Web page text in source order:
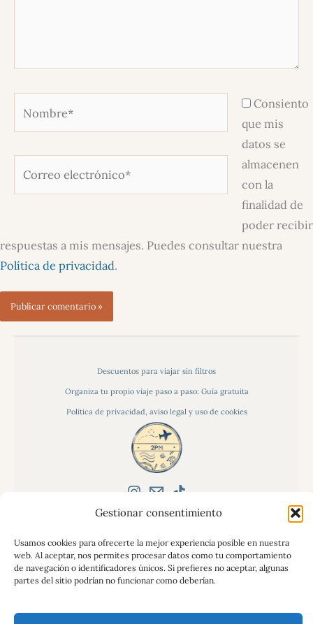
Gestionar consentimiento
Usamos cookies para ofrecerte la mejor experiencia posible en nuestra
web. Al aceptar, nos permites procesar datos como tu comportamiento
de navegación o identificadores únicos. Si prefieres no aceptar, algunas
partes del sitio podrían no funcionar como deberían.
Consiento
que mis
datos se
almacenen
con la
finalidad de
poder recibir
respuestas a mis mensajes. Puedes consultar nuestra
Política de privacidad.
Descuentos para viajar sin filtros
Organiza tu propio viaje paso a paso: Guía gratuita
Política de privacidad, aviso legal y uso de cookies
© 2026.2pasosalmundo . Todos los derechos
reservados.